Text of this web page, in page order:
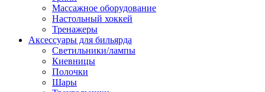
Массажное оборудование
Настольный хоккей
Тренажеры
Аксессуары для бильярда
Светильники/лампы
Киевницы
Полочки
Шары